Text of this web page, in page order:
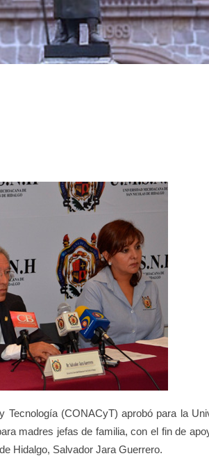
Tecnología (CONACyT) aprobó para la
madres jefas de familia, con el fin de
Hidalgo, Salvador Jara Guerrero.